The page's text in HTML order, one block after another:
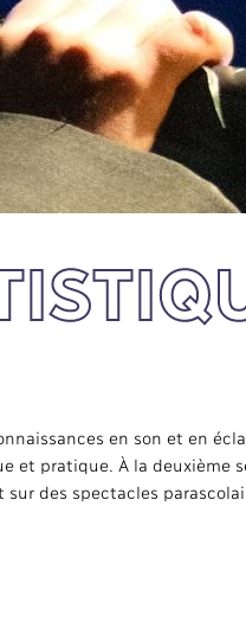
en son et en
et pratique. À la deuxième
des spectacles